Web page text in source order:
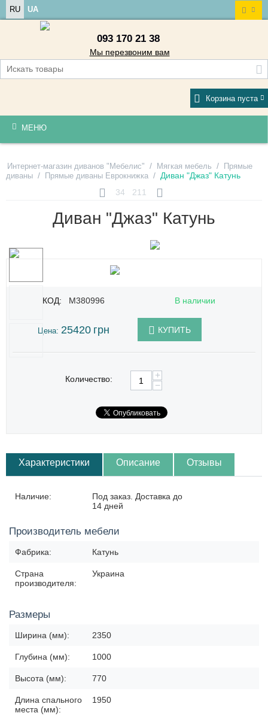
RU UA
093 170 21 38
Мы перезвоним вам
Корзина пуста
МЕНЮ
Интернет-магазин диванов "Мебелис" / Мягкая мебель / Прямые
диваны / Прямые диваны Еврокнижка / Диван "Джаз" Катунь
34
211
Диван "Джаз" Катунь
КОД: M380996 В наличии
Цена: 25420 грн КУПИТЬ
Количество:
+
−
Характеристики Описание Отзывы
Наличие:
Под заказ. Доставка до
14 дней
Производитель мебели
Фабрика: Катунь
Страна
производителя:
Украина
Размеры
Ширина (мм): 2350
Глубина (мм): 1000
Высота (мм): 770
Длина спального
места (мм):
1950